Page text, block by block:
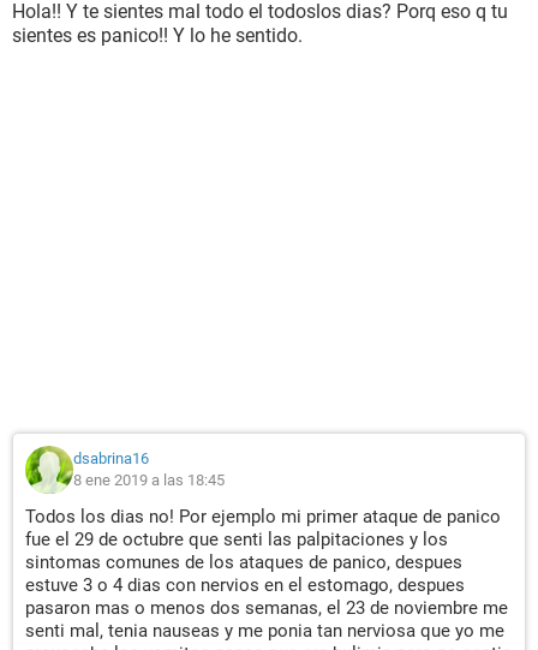
Hola!! Y te sientes mal todo el todoslos dias? Porq eso q tu
sientes es panico!! Y lo he sentido.
dsabrina16
8 ene 2019 a las 18:45
Todos los dias no! Por ejemplo mi primer ataque de panico
fue el 29 de octubre que senti las palpitaciones y los
sintomas comunes de los ataques de panico, despues
estuve 3 o 4 dias con nervios en el estomago, despues
pasaron mas o menos dos semanas, el 23 de noviembre me
senti mal, tenia nauseas y me ponia tan nerviosa que yo me